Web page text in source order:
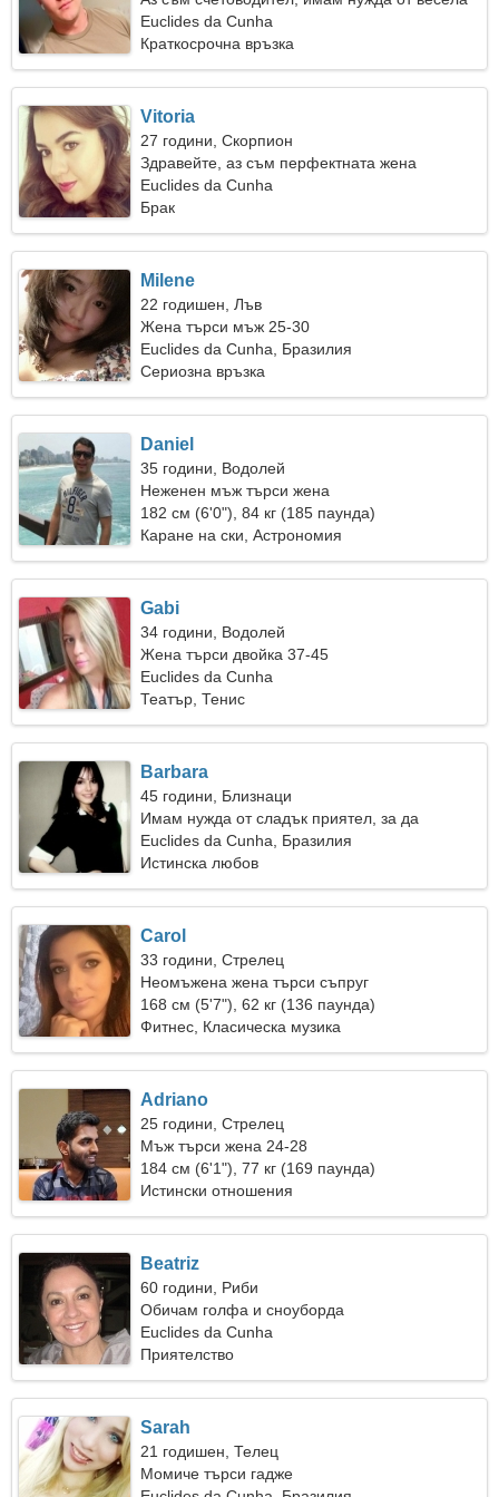
жена
Euclides da Cunha
Краткосрочна връзка
Vitoria
27 години, Скорпион
Здравейте, аз съм перфектната жена
Euclides da Cunha
Брак
Milene
22 годишен, Лъв
Жена търси мъж 25-30
Euclides da Cunha, Бразилия
Сериозна връзка
Daniel
35 години, Водолей
Неженен мъж търси жена
182 см (6'0"), 84 кг (185 паунда)
Каране на ски, Астрономия
Gabi
34 години, Водолей
Жена търси двойка 37-45
Euclides da Cunha
Театър, Тенис
Barbara
45 години, Близнаци
Имам нужда от сладък приятел, за да
танцувам
Euclides da Cunha, Бразилия
Истинска любов
Carol
33 години, Стрелец
Неомъжена жена търси съпруг
168 см (5'7"), 62 кг (136 паунда)
Фитнес, Класическа музика
Adriano
25 години, Стрелец
Мъж търси жена 24-28
184 см (6'1"), 77 кг (169 паунда)
Истински отношения
Beatriz
60 години, Риби
Обичам голфа и сноуборда
Euclides da Cunha
Приятелство
Sarah
21 годишен, Телец
Момиче търси гадже